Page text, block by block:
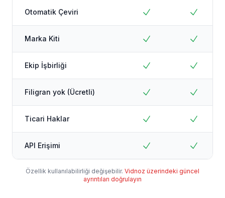
Otomatik Çeviri
Marka Kiti
Ekip İşbirliği
Filigran yok (Ücretli)
Ticari Haklar
API Erişimi
Özellik kullanılabilirliği değişebilir. Vidnoz üzerindeki güncel
ayrıntıları doğrulayın